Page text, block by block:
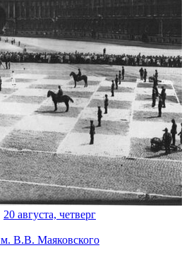
20 августа, четверг
В.В. Маяковского